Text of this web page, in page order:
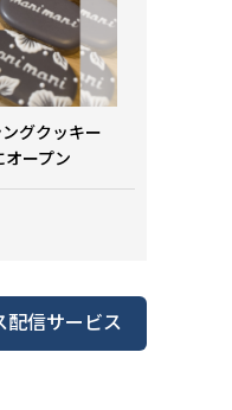
グクッキー
ープン
配信サービス